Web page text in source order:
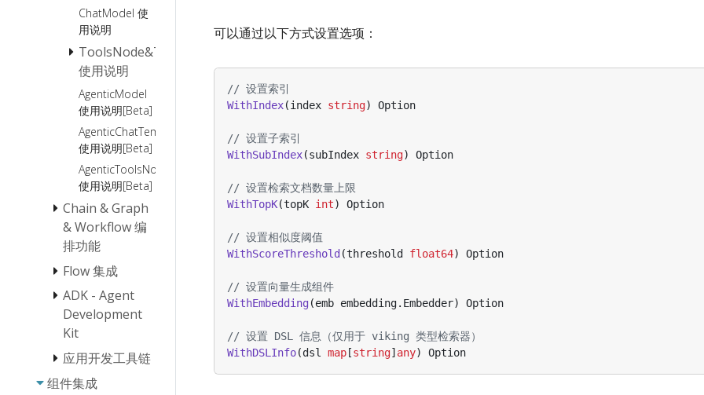
ChatModel 使
用说明
ToolsNode&Tool
使用说明
如何创建一
个 tool ?
AgenticModel
使用说明[Beta]
AgenticChatTemplate
使用说明[Beta]
AgenticToolsNode&Tool
使用说明[Beta]
Chain & Graph
& Workflow 编
排功能
Chain/Graph
编排的设计理念
Workflow 编排
Eino 流式编程
要点
Flow 集成
ReAct Agent 使
用手册
Host Multi-
ADK - Agent
Development
Kit
Quickstart
概述
应用开发工具链
Eino Dev 插件
组件集成
可以通过以下方式设置选项：
// 设置索引
WithIndex(index string) Option
// 设置子索引
WithSubIndex(subIndex string) Option
// 设置检索文档数量上限
WithTopK(topK int) Option
// 设置相似度阈值
WithScoreThreshold (threshold float64) Option
// 设置向量生成组件
WithEmbedding(emb embedding. Embedder) Option
// 设置 DSL 信息（仅用于 viking 类型检索器）
WithDSLInfo(dsl map [string] any) Option